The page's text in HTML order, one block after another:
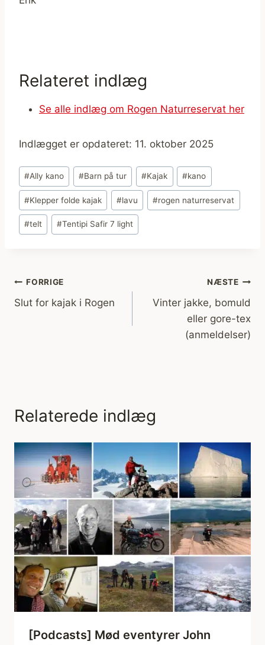
Relateret indlæg
Se alle indlæg om Rogen Naturreservat her
Indlægget er opdateret: 11. oktober 2025
Indlæg-
tags:
#Ally kano #Barn på tur #Kajak #kano
#Klepper folde kajak #lavu #rogen naturreservat
#telt #Tentipi Safir 7 light
Indlægsnavigation
FORRIGE
Slut for kajak i Rogen
NÆSTE
Vinter jakke, bomuld
eller gore-tex
(anmeldelser)
Relaterede indlæg
[Podcasts] Mød eventyrer John